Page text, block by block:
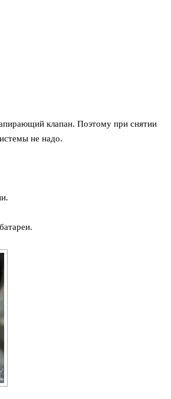
клапан. Поэтому при снятии
не надо.